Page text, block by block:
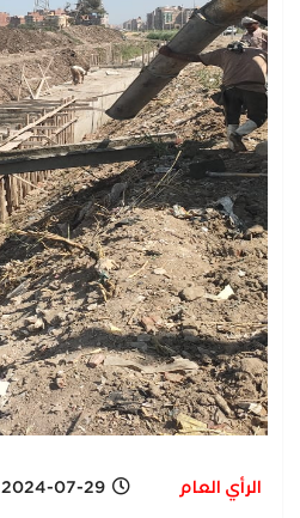
الرأي العام 2024-07-29 5:07 PM